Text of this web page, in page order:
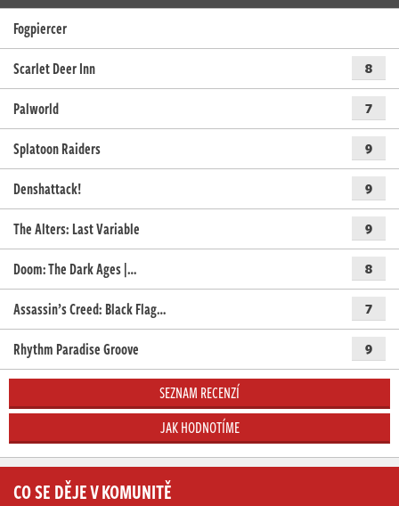
Fogpiercer
Scarlet Deer Inn
8
Palworld 7
Splatoon Raiders 9
Denshattack! 9
The Alters: Last Variable 9
Doom: The Dark Ages |… 8
Assassin’s Creed: Black Flag… 7
Rhythm Paradise Groove 9
SEZNAM RECENZÍ
JAK HODNOTÍME
CO SE DĚJE V KOMUNITĚ